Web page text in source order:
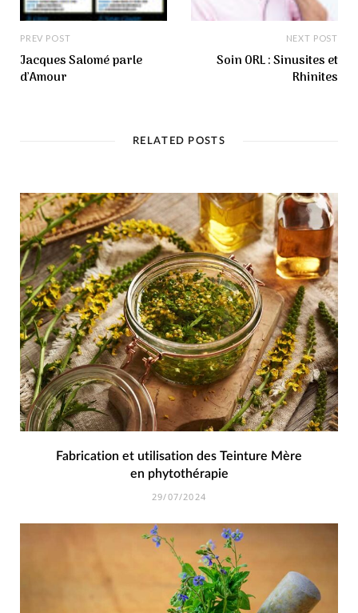
PREV POST
Jacques Salomé parle
d’Amour
NEXT POST
Soin ORL : Sinusites et
Rhinites
RELATED POSTS
Fabrication et utilisation des Teinture Mère
en phytothérapie
29/07/2024